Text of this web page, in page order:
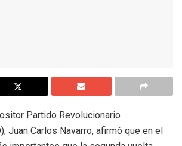
Partido Revolucionario
Juan Carlos Navarro, afirmó que en el